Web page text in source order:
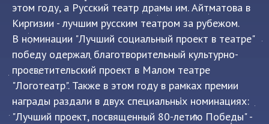
этом году, а Русский театр драмы им. Айтматова в
Киргизии - лучшим русским театром за рубежом.
В номинации "Лучший социальный проект в театре"
победу одержал благотворительный культурно-
просветительский проект в Малом театре
"Логотеатр". Также в этом году в рамках премии
награды раздали в двух специальных номинациях:
"Лучший проект, посвященный 80-летию Победы" -